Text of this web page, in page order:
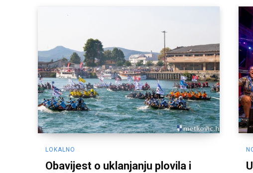
LOKALNO
Obavijest o uklanjanju plovila i